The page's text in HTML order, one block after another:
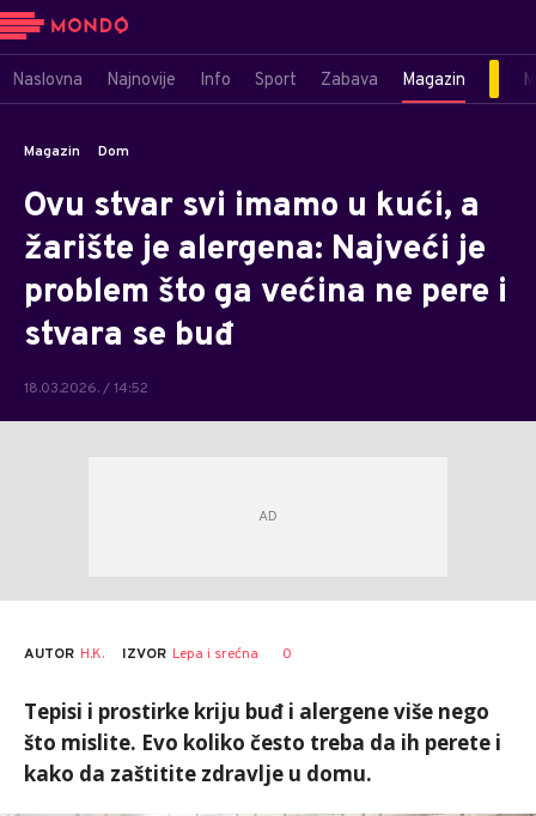
Naslovna Najnovije Info Sport Zabava Magazin
Magazin Dom
Ovu stvar svi imamo u kući, a
žarište je alergena: Najveći je
problem što ga većina ne pere i
stvara se buđ
18.03.2026. / 14:52
AUTOR H.K. IZVOR Lepa i srećna 0
Tepisi i prostirke kriju buđ i alergene više nego
što mislite. Evo koliko često treba da ih perete i
kako da zaštitite zdravlje u domu.